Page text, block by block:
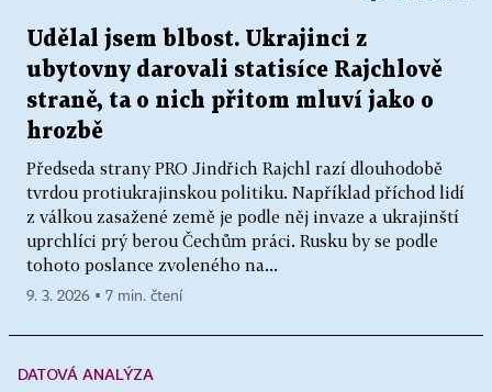
Udělal jsem blbost. Ukrajinci z
ubytovny darovali statisíce Rajchlově
straně, ta o nich přitom mluví jako o
hrozbě
Předseda strany PRO Jindřich Rajchl razí dlouhodobě
tvrdou protiukrajinskou politiku. Například příchod lidí
z válkou zasažené země je podle něj invaze a ukrajinští
uprchlíci prý berou Čechům práci. Rusku by se podle
tohoto poslance zvoleného na...
9. 3. 2026 ▪ 7 min. čtení
DATOVÁ ANALÝZA